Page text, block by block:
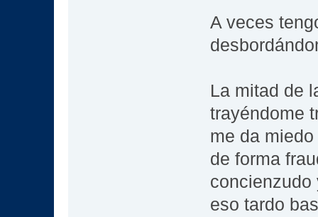
A veces
La mitad de
trayéndome
me da
de forma
eso tardo